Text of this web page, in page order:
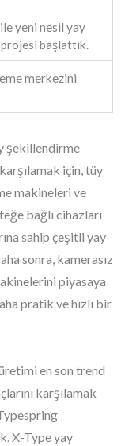
yeni nesil yay
başlattık.
merkezini
şekillendirme
için, tüy
makineleri ve
bağlı cihazları
sahip çeşitli yay
sonra, kamerasız
piyasaya
pratik ve hızlı bir
en son trend
karşılamak
X-Type yay